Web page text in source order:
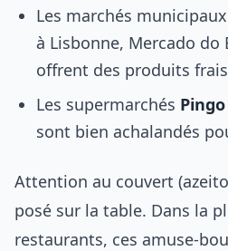
Les marchés
à Lisbonne, Mercado do
offrent des produits
Les supermarchés
sont bien achalandés
Attention au couvert
posé sur la table. Dans la
restaurants, ces amuse-